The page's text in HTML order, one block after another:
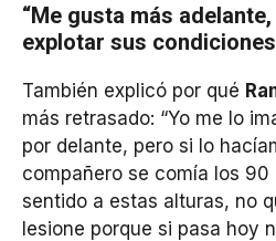
“Me gusta más
explotar sus
También explicó por qué
más retrasado: “Yo me lo
por delante, pero si lo
compañero se comía los
sentido a estas alturas, no
lesione porque si pasa hoy